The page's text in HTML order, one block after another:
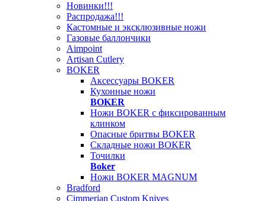
Новинки!!!
Распродажа!!!
Кастомные и эксклюзивные ножи
Газовые баллончики
Aimpoint
Artisan Cutlery
BOKER
Аксессуары BOKER
Кухонные ножи
BOKER
Ножи BOKER с фиксированным
клинком
Опасные бритвы BOKER
Складные ножи BOKER
Точилки
Boker
Ножи BOKER MAGNUM
Bradford
Cimmerian Custom Knives